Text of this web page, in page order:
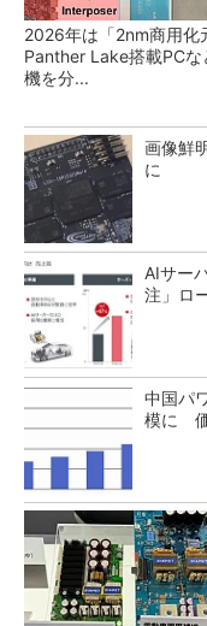
2026年は「2nm商用化
Panther Lake搭載PCな
機を分...
画像鮮
に
AIサー
注」ロ
中国パ
模に